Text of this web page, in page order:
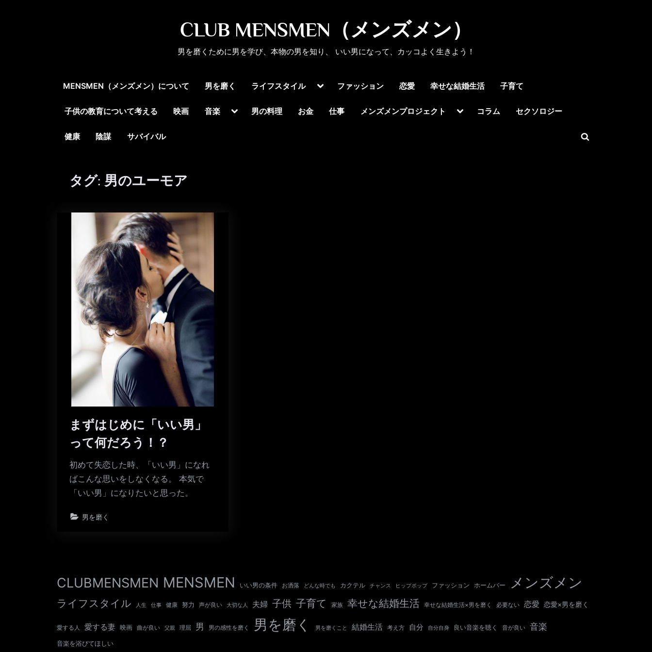
CLUB MENSMEN（メンズメン）
男を磨くために男を学び、本物の男を知り、 いい男になって、カッコよく生きよう！
MENSMEN（メンズメン）について 男を磨く ライフスタイル
Toggleファッション 恋愛 幸せな結婚生活 子育て
子供の教育について考える 映画 音楽
Toggle男の料理 お金 仕事 メンズメンプロジェクト
Toggleコラム セクソロジー
健康 陰謀 サバイバル
Toggle
タグ: 男のユーモア
まずはじめに「いい男」
って何だろう！？
初めて失恋した時、「いい男」になれ
ばこんな思いをしなくなる。 本気で
「いい男」になりたいと思った。
男を磨く
CLUBMENSMEN MENSMEN いい男の条件 お洒落 どんな時でも カクテル チャンス ヒップポップ ファッション ホームバー メンズメン
ライフスタイル 人生 仕事 健康 努力 声が良い 大切な人 夫婦 子供 子育て 家族 幸せな結婚生活 幸せな結婚生活×男を磨く 必要ない 恋愛 恋愛×男を磨く
愛する人 愛する妻 映画 曲が良い 父親 理屈 男 男の感性を磨く 男を磨く 男を磨くこと 結婚生活 考え方 自分 自分自身 良い音楽を聴く 音が良い 音楽
音楽を浴びてほしい